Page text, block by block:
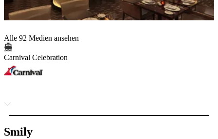
Alle 92 Medien ansehen
Carnival Celebration
Smily